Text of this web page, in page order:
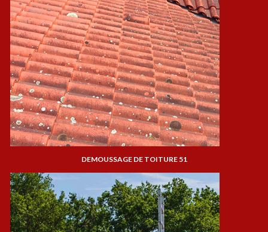
DEMOUSSAGE DE TOITURE 51